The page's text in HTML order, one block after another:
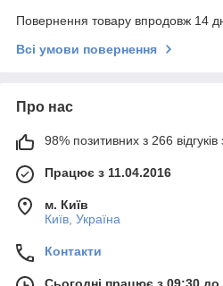
Повернення товару впродовж 14
Всі умови повернення
Про нас
98% позитивних з 266 відгуків
Працює з 11.04.2016
м. Київ
Київ, Україна
Контакти